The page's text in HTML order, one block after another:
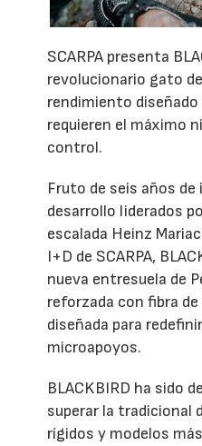
SCARPA presenta
revolucionario gato
rendimiento
requieren el máximo
control.
Fruto de seis años
desarrollo liderados
escalada Heinz
I+D de SCARPA,
nueva entresuela de
reforzada con fibra
diseñada para
microapoyos.
BLACKBIRD ha sido
superar la
rígidos y modelos